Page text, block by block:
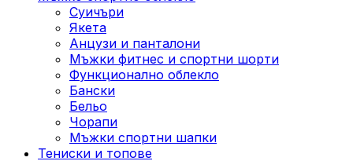
Суичъри
Якета
Aнцузи и панталони
Mъжки фитнес и спортни шорти
Функционално облекло
Бански
Бельо
Чорапи
Mъжки спортни шапки
Тениски и топове